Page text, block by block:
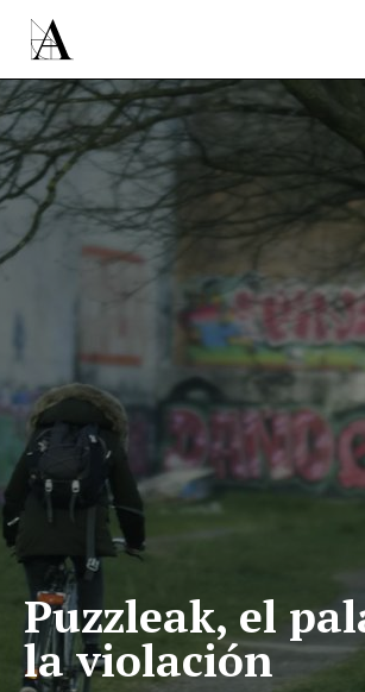
Puzzleak, el
la violación
ACTUALIDAD
ÚNETE A LA ACADEMIA DE CINE